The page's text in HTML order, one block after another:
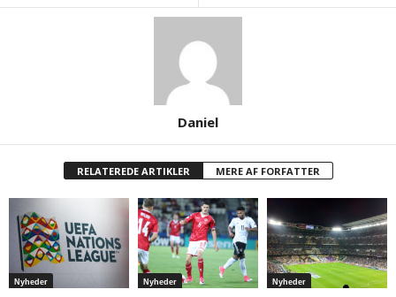
Daniel
RELATEREDE ARTIKLER MERE AF FORFATTER
Nyheder Nyheder Nyheder